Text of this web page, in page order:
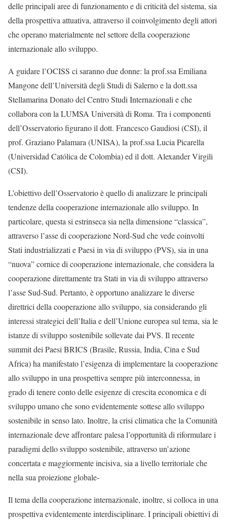
delle principali aree di funzionamento e di criticità del sistema, sia
della prospettiva attuativa, attraverso il coinvolgimento degli attori
che operano materialmente nel settore della cooperazione
internazionale allo sviluppo.
A guidare l’OCISS ci saranno due donne: la prof.ssa Emiliana
Mangone dell’Università degli Studi di Salerno e la dott.ssa
Stellamarina Donato del Centro Studi Internazionali e che
collabora con la LUMSA Università di Roma. Tra i componenti
dell’Osservatorio figurano il dott. Francesco Gaudiosi (CSI), il
prof. Graziano Palamara (UNISA), la prof.ssa Lucia Picarella
(Universidad Católica de Colombia) ed il dott. Alexander Virgili
(CSI).
L’obiettivo dell’Osservatorio è quello di analizzare le principali
tendenze della cooperazione internazionale allo sviluppo. In
particolare, questa si estrinseca sia nella dimensione “classica”,
attraverso l’asse di cooperazione Nord-Sud che vede coinvolti
Stati industrializzati e Paesi in via di sviluppo (PVS), sia in una
“nuova” cornice di cooperazione internazionale, che considera la
cooperazione direttamente tra Stati in via di sviluppo attraverso
l’asse Sud-Sud. Pertanto, è opportuno analizzare le diverse
direttrici della cooperazione allo sviluppo, sia considerando gli
interessi strategici dell’Italia e dell’Unione europea sul tema, sia le
istanze di sviluppo sostenibile sollevate dai PVS. Il recente
summit dei Paesi BRICS (Brasile, Russia, India, Cina e Sud
Africa) ha manifestato l’esigenza di implementare la cooperazione
allo sviluppo in una prospettiva sempre più interconnessa, in
grado di tenere conto delle esigenze di crescita economica e di
sviluppo umano che sono evidentemente sottese allo sviluppo
sostenibile in senso lato. Inoltre, la crisi climatica che la Comunità
internazionale deve affrontare palesa l’opportunità di riformulare i
paradigmi dello sviluppo sostenibile, attraverso un’azione
concertata e maggiormente incisiva, sia a livello territoriale che
nella sua proiezione globale-
Il tema della cooperazione internazionale, inoltre, si colloca in una
prospettiva evidentemente interdisciplinare. I principali obiettivi di